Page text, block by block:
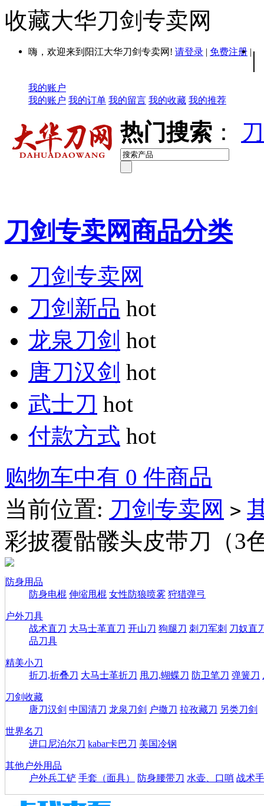
收藏大华刀剑专卖网
嗨，欢迎来到阳江大华刀剑专卖网! 请登录 | 免费注册 | |
我的账户
我的账户 我的订单 我的留言 我的收藏 我的推荐
热门搜索 ：
刀剑专卖网商品分类
刀剑专卖网
刀剑新品 hot
龙泉刀剑 hot
唐刀汉剑 hot
武士刀 hot
付款方式 hot
购物车中有 0 件商品
当前位置: 刀剑专卖网 >
彩披覆骷髅头皮带刀（3
防身用品
防身电棍 伸缩甩棍 女性防狼喷雾 狩猎弹弓
户外刀具
战术直刀 大马士革直刀 开山刀 狗腿刀 刺刀军刺 刀奴直
品刀具
精美小刀
折刀,折叠刀 大马士革折刀 甩刀,蝴蝶刀 防卫笔刀 弹簧刀
刀剑收藏
唐刀汉剑 中国清刀 龙泉刀剑 户撒刀 拉孜藏刀 另类刀剑
世界名刀
进口尼泊尔刀 kabar卡巴刀 美国冷钢
其他户外用品
户外兵工铲 手套（面具） 防身腰带刀 水壶、口哨 战术